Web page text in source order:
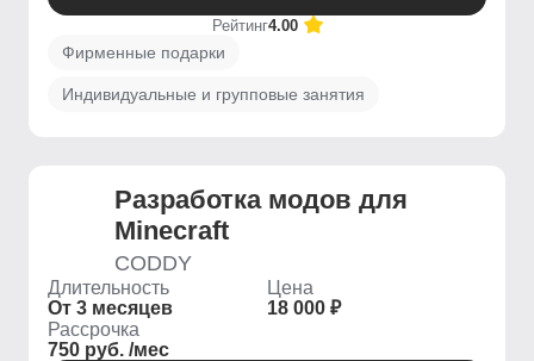
Рейтинг4.00
Фирменные подарки
Индивидуальные и групповые занятия
Разработка модов для
Minecraft
CODDY
Длительность
От 3 месяцев
Цена
18 000 ₽
Рассрочка
750 руб. /мес